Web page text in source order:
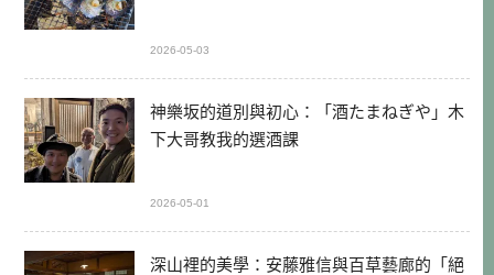
2026-05-03
神樂坂的道別與初心：「酒たまねぎや」木
下大哥教我的選酒課
2026-05-01
深山裡的美學：安藤雅信與百草藝廊的「絕